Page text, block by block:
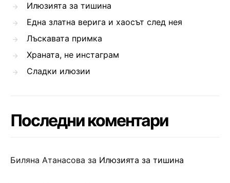
Илюзията за тишина
Една златна верига и хаосът след нея
Лъскавата примка
Храната, не инстаграм
Сладки илюзии
Последни коментари
Биляна Атанасова за Илюзията за тишина